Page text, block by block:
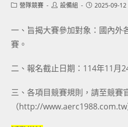
Post營隊競賽
Post設備組
Post2025-09-12
一、旨揭大賽參加對象：國內外
賽。
二、報名截止日期：114年11月
三、各項目競賽規則，請至競賽
（http://www.aerc1988.com.tw